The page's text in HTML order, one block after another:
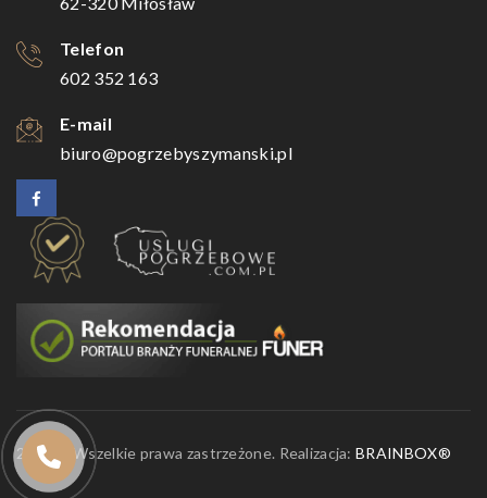
Telefon
602 352 163
E-mail
biuro@pogrzebyszymanski.pl
2026 © Wszelkie prawa zastrzeżone. Realizacja:BRAINBOX®